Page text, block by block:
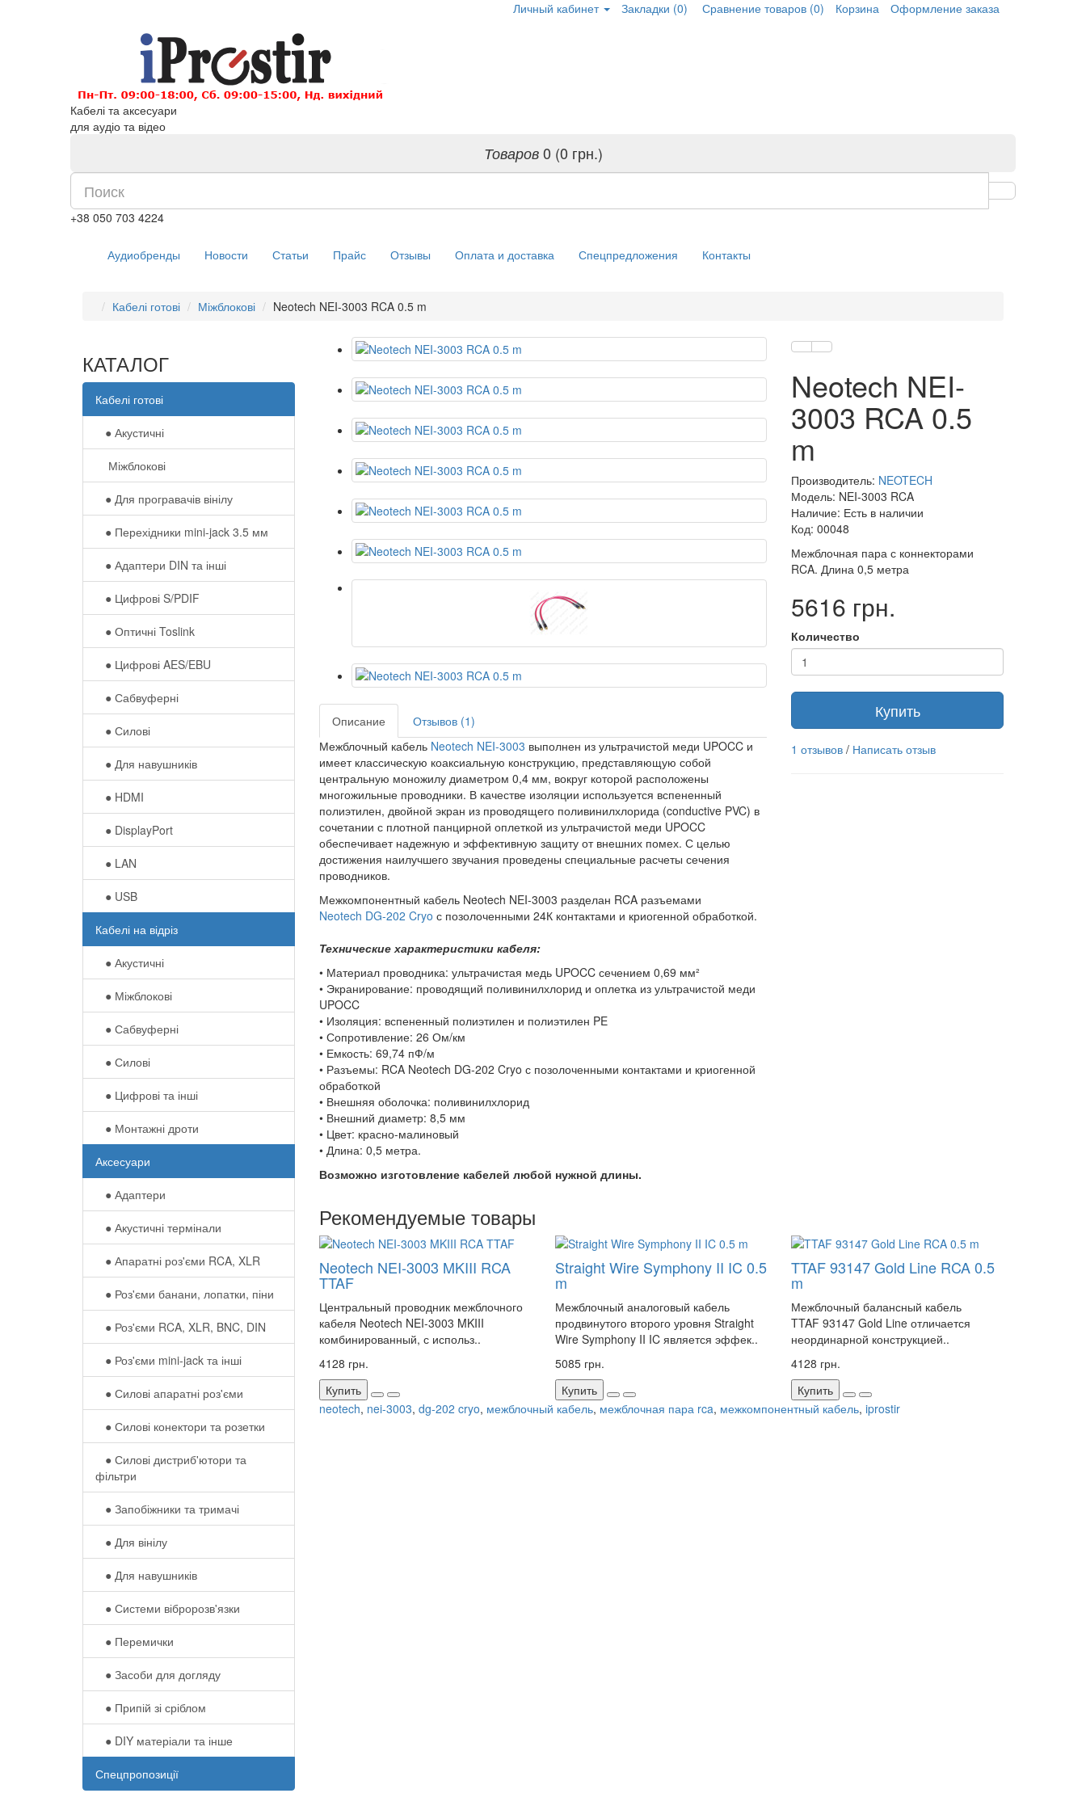
Личный кабинет Закладки (0) Сравнение товаров (0) Корзина Оформление заказа
Кабелі та аксесуари
для аудіо та відео
Товаров0 (0 грн.)
+38 050 703 4224
Аудиобренды Новости Статьи Прайс Отзывы Оплата и доставка Спецпредложения Контакты
Кабелі готові Міжблокові Neotech NEI-3003 RCA 0.5 m
КАТАЛОГ
Кабелі готові
● Акустичні
Міжблокові
● Для програвачів вінілу
● Перехідники mini-jack 3.5 мм
● Адаптери DIN та інші
● Цифрові S/PDIF
● Оптичні Toslink
● Цифрові AES/EBU
● Сабвуферні
● Силові
● Для навушників‎
● HDMI
● DisplayPort
● LAN
● USB
Кабелі на відріз
● Акустичні
● Міжблокові
● Сабвуферні
● Силові
● Цифрові та інші
● Монтажні дроти
Аксесуари
● Адаптери
● Акустичні термінали
● Апаратні роз'єми RCA, XLR
● Роз'єми банани, лопатки, піни
● Роз'єми RCA, XLR, BNC, DIN
● Роз'єми mini-jack та інші
● Силові апаратні роз'єми
● Силові конектори та розетки
● Силові дистриб'ютори та
фільтри
● Запобіжники та тримачі
● Для вінілу
● Для навушників‎
● Системи вібророзв'язки
● Перемички
● Засоби для догляду
● Припій зі сріблом
● DIY матеріали та інше
Спецпропозиції
Описание
Отзывов (1)
Межблочный кабель Neotech NEI-3003 выполнен из ультрачистой меди UPOCC и
имеет классическую коаксиальную конструкцию, представляющую собой
центральную моножилу диаметром 0,4 мм, вокруг которой расположены
многожильные проводники. В качестве изоляции используется вспененный
полиэтилен, двойной экран из проводящего поливинилхлорида (conductive PVC) в
сочетании с плотной панцирной оплеткой из ультрачистой меди UPOCC
обеспечивает надежную и эффективную защиту от внешних помех. С целью
достижения наилучшего звучания проведены специальные расчеты сечения
проводников.
Межкомпонентный кабель Neotech NEI-3003 разделан RCA разъемами
Neotech DG-202 Cryo с позолоченными 24К контактами и криогенной обработкой.
Технические характеристики кабеля:
• Материал проводника: ультрачистая медь UPOCC сечением 0,69 мм²
• Экранирование: проводящий поливинилхлорид и оплетка из ультрачистой меди
UPOCC
• Изоляция: вспененный полиэтилен и полиэтилен PE
• Сопротивление: 26 Ом/км
• Емкость: 69,74 пФ/м
• Разъемы: RCA Neotech DG-202 Cryo с позолоченными контактами и криогенной
обработкой
• Внешняя оболочка: поливинилхлорид
• Внешний диаметр: 8,5 мм
• Цвет: красно-малиновый
• Длина: 0,5 метра.
Возможно изготовление кабелей любой нужной длины.
Neotech NEI-
3003 RCA 0.5
m
Производитель: NEOTECH
Модель: NEI-3003 RCA
Наличие: Есть в наличии
Код: 00048
Межблочная пара с коннекторами
RCA. Длина 0,5 метра
5616 грн.
Количество
Купить
1 отзывов / Написать отзыв
Рекомендуемые товары
Neotech NEI-3003 MKIII RCA
TTAF
Центральный проводник межблочного
кабеля Neotech NEI-3003 MKIII
комбинированный, с использ..
4128 грн.
Купить
Straight Wire Symphony II IC 0.5
m
Межблочный аналоговый кабель
продвинутого второго уровня Straight
Wire Symphony II IC является эффек..
5085 грн.
Купить
TTAF 93147 Gold Line RCA 0.5
m
Межблочный балансный кабель
TTAF 93147 Gold Line отличается
неординарной конструкцией..
4128 грн.
Купить
neotech, nei-3003, dg-202 cryo, межблочный кабель, межблочная пара rca, межкомпонентный кабель, iprostir